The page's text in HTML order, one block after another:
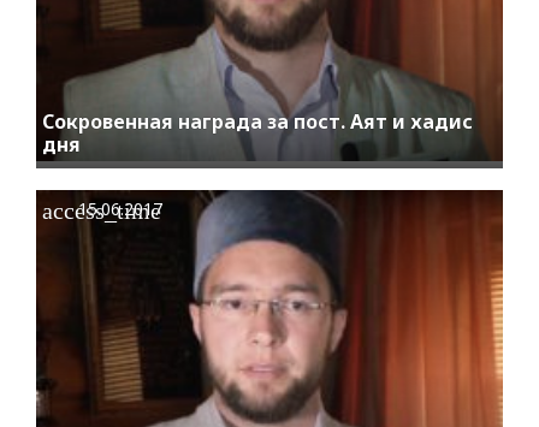
Сокровенная награда за пост. Аят и хадис
дня
access_time
15.06.2017